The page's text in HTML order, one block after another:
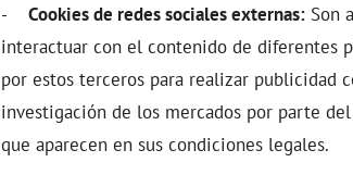
- Cookies de redes sociales externas: Son
interactuar con el contenido de diferentes
por estos terceros para realizar publicidad
investigación de los mercados por parte
que aparecen en sus condiciones legales.